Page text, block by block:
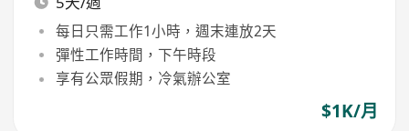
每日只需工作1小時，週末連放2天
彈性工作時間，下午時段
享有公眾假期，冷氣辦公室
$1K/月